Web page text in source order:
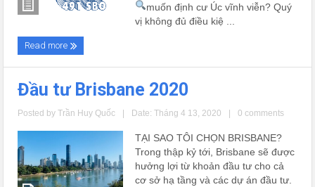
muốn định cư Úc vĩnh viễn?Quý
vị không đủ điều kiệ ...
Read more
Đầu tư Brisbane 2020
Posted byTrần Huy Quốc Date: Tháng 4 13, 2020 0 comments
TẠI SAO TÔI CHỌN BRISBANE?
Trong thập kỷ tới, Brisbane sẽ được
hưởng lợi từ khoản đầu tư cho cả
cơ sở hạ tầng và các dự án đầu tư.